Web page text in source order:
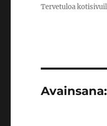
Tervetuloa
Avainsana: